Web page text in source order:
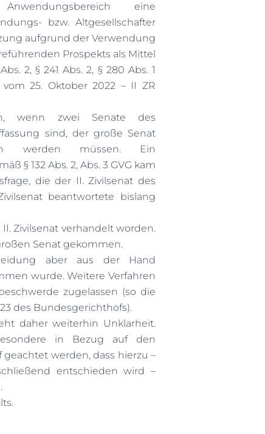
eine
bzw. Altgesellschafter
aufgrund der Verwendung
Prospekts als Mittel
2, § 241 Abs. 2, § 280 Abs. 1
vom 25. Oktober 2022 – II ZR
wenn zwei Senate des
sind, der große Senat
werden müssen. Ein
§ 132 Abs. 2, Abs. 3 GVG kam
die der II. Zivilsenat des
beantwortete bislang
Zivilsenat verhandelt worden.
Senat gekommen.
aber aus der Hand
wurde. Weitere Verfahren
zugelassen (so die
des Bundesgerichthofs).
daher weiterhin Unklarheit.
in Bezug auf den
werden, dass hierzu –
entschieden wird –